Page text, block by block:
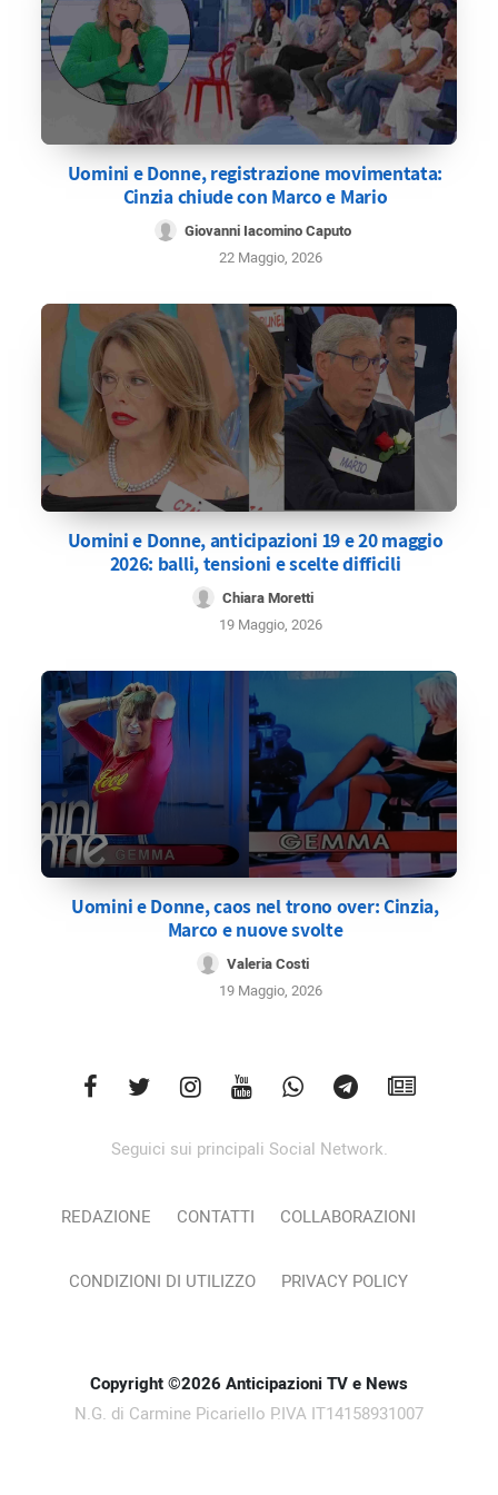
Uomini e Donne, registrazione movimentata:
Cinzia chiude con Marco e Mario
Giovanni Iacomino Caputo
22 Maggio, 2026
Uomini e Donne, anticipazioni 19 e 20 maggio
2026: balli, tensioni e scelte difficili
Chiara Moretti
19 Maggio, 2026
Uomini e Donne, caos nel trono over: Cinzia,
Marco e nuove svolte
Valeria Costi
19 Maggio, 2026
Seguici sui principali Social Network.
REDAZIONE CONTATTI COLLABORAZIONI
CONDIZIONI DI UTILIZZO PRIVACY POLICY
Copyright ©2026 Anticipazioni TV e News
N.G. di Carmine Picariello P.IVA IT14158931007